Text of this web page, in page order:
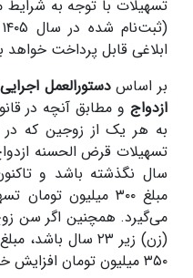
تسهیلات با توجه به
ابلاغی قابل پرداخت خواهد
بر اساسدستورالعمل
ازدواج و مطابق آنچه در
به هر یک از زوجین که
سال نگذشته باشد و
مبلغ ۳۰۰ میلیون
(زن) زیر ۲۳ سال
۳۵۰ میلیون تومان افزایش خواهد یافت.